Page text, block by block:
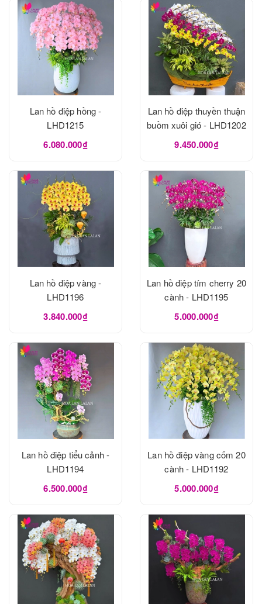
Lan hồ điệp hồng -
LHD1215
6.080.000₫
Lan hồ điệp thuyền thuận
buồm xuôi gió - LHD1202
9.450.000₫
Lan hồ điệp vàng -
LHD1196
3.840.000₫
Lan hồ điệp tím cherry 20
cành - LHD1195
5.000.000₫
Lan hồ điệp tiểu cảnh -
LHD1194
6.500.000₫
Lan hồ điệp vàng cốm 20
cành - LHD1192
5.000.000₫